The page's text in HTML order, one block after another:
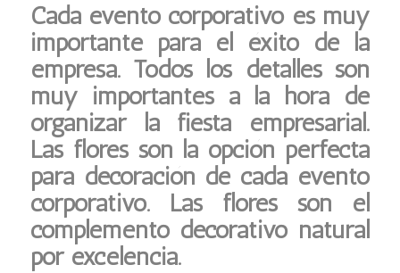
Cada evento corporativo es muy
importante para el éxito de la
empresa. Todos los detalles son
muy importantes a la hora de
organizar la fiesta empresarial.
Las flores son la opción perfecta
para decoración de cada evento
corporativo. Las flores son el
complemento decorativo natural
por excelencia.